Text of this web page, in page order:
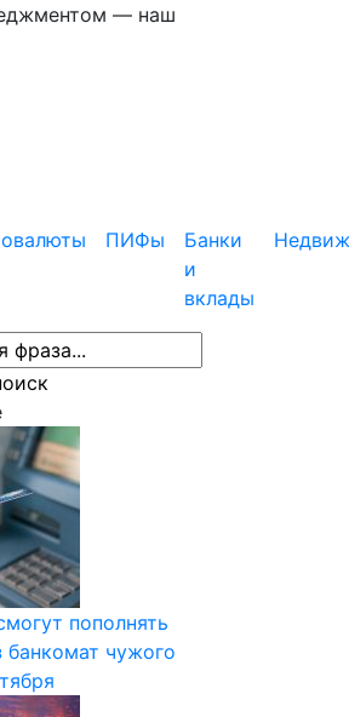
— наш
ПИФы
Банки
и
вклады
пополнять
банкомат чужого